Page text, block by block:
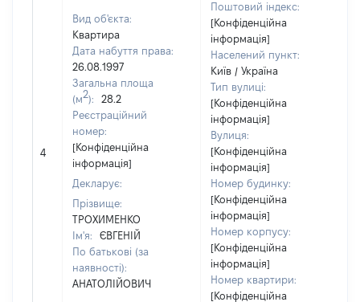
4
Вид об'єкта:
Квартира
Дата набуття права:
26.08.1997
Загальна площа
(м2):
28.2
Реєстраційний
номер:
[Конфіденційна
інформація]
Декларує:
Прізвище:
ТРОХИМЕНКО
Ім'я:
ЄВГЕНІЙ
По батькові (за
наявності):
АНАТОЛІЙОВИЧ
Поштовий індекс:
[Конфіденційна
інформація]
Населений пункт:
Київ / Україна
Тип вулиці:
[Конфіденційна
інформація]
Вулиця:
[Конфіденційна
інформація]
Номер будинку:
[Конфіденційна
інформація]
Номер корпусу:
[Конфіденційна
інформація]
Номер квартири:
[Конфіденційна